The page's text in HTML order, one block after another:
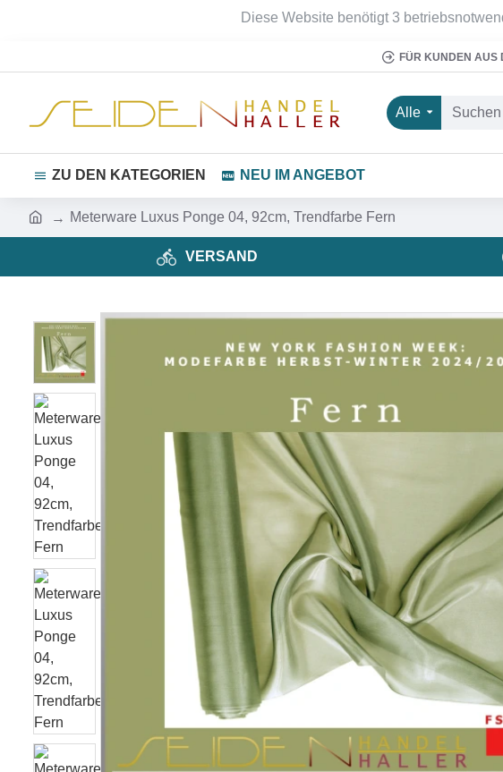
Diese Website benötigt 3
FÜR KUNDEN AUS
Alle
ZU DEN KATEGORIEN NEU IM ANGEBOT
Meterware Luxus Ponge 04, 92cm, Trendfarbe Fern
VERSAND